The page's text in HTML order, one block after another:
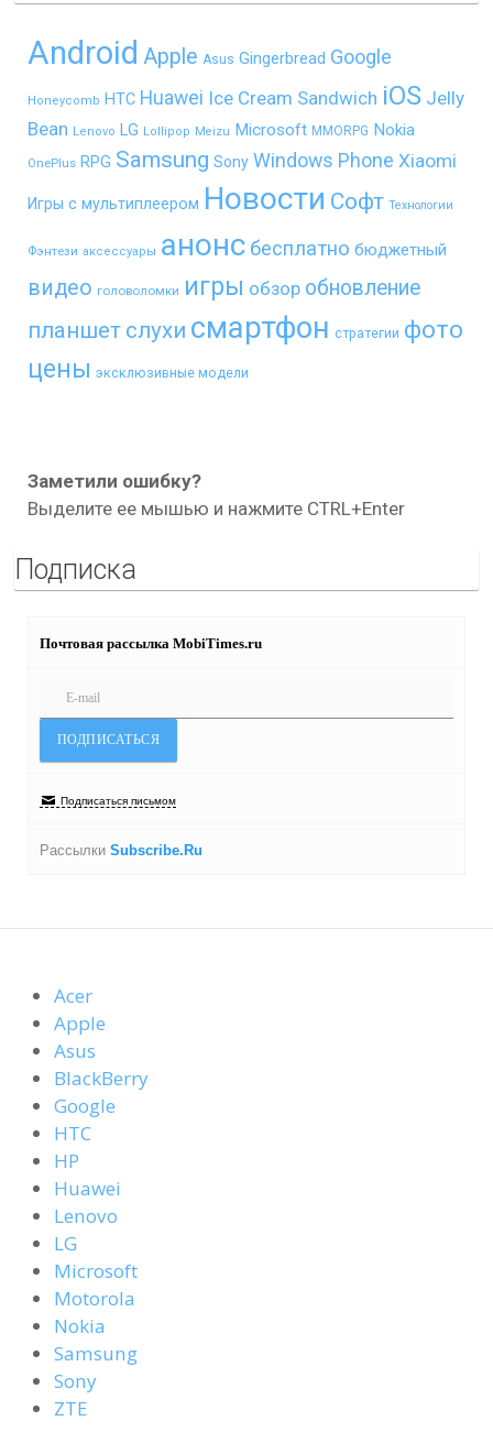
Android Apple Asus Gingerbread Google
Honeycomb HTC Huawei Ice Cream Sandwich iOS Jelly
Bean Lenovo LG Lollipop Meizu Microsoft MMORPG Nokia
OnePlus RPG Samsung Sony Windows Phone Xiaomi
Игры с мультиплеером Новости Софт Технологии
Фэнтези аксессуары анонс бесплатно бюджетный
видео головоломки игры обзор обновление
планшет слухи смартфон стратегии фото
цены эксклюзивные модели
Заметили ошибку?
Выделите ее мышью и нажмите CTRL+Enter
Подписка
Почтовая рассылка MobiTimes.ru
Подписаться письмом
Рассылки Subscribe.Ru
Acer
Apple
Asus
BlackBerry
Google
HTC
HP
Huawei
Lenovo
LG
Microsoft
Motorola
Nokia
Samsung
Sony
ZTE